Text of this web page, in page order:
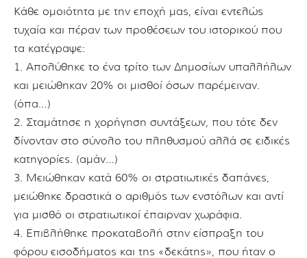
Κάθε ομοιότητα με την εποχή μας, είναι εντελώς
τυχαία και πέραν των προθέσεων του ιστορικού που
τα κατέγραψε:
1. Απολύθηκε το ένα τρίτο των Δημοσίων υπαλλήλων
και μειώθηκαν 20% οι μισθοί όσων παρέμειναν.
(όπα…)
2. Σταμάτησε η χορήγηση συντάξεων, που τότε δεν
δίνονταν στο σύνολο του πληθυσμού αλλά σε ειδικές
κατηγορίες. (αμάν…)
3. Μειώθηκαν κατά 60% οι στρατιωτικές δαπάνες,
μειώθηκε δραστικά ο αριθμός των ενστόλων και αντί
για μισθό οι στρατιωτικοί έπαιρναν χωράφια.
4. Επιβλήθηκε προκαταβολή στην είσπραξη του
φόρου εισοδήματος και της «δεκάτης», που ήταν ο